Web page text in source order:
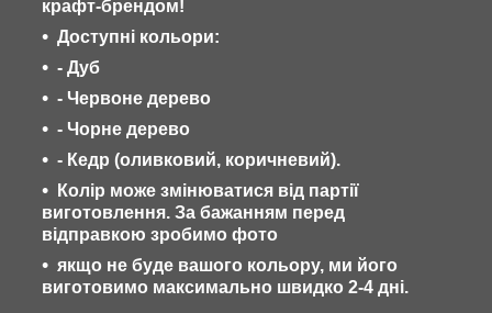
крафт-брендом!
Доступні кольори:
- Дуб
- Червоне дерево
- Чорне дерево
- Кедр (оливковий, коричневий).
Колір може змінюватися від партії
виготовлення. За бажанням перед
відправкою зробимо фото
якщо не буде вашого кольору, ми його
виготовимо максимально швидко 2-4 дні.